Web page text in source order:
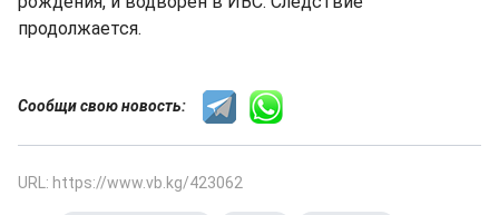
продолжается.
Сообщи свою новость:
URL: https://www.vb.kg/423062